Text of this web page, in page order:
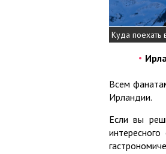
Куда поехать
Всем
Ирландии.
Если вы